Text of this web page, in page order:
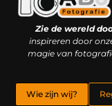
Zie de wereld
inspireren door
magie van
Wie zijn wij?